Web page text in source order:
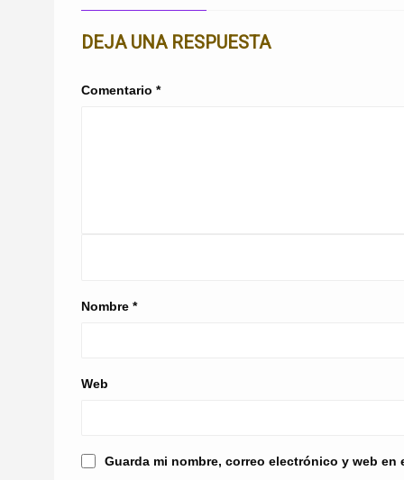
DEJA UNA RESPUESTA
Comentario *
Nombre *
Web
Guarda mi nombre, correo electrónico y web